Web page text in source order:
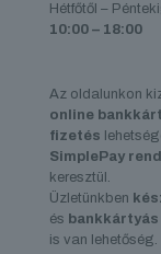
Hétfőtől –
10:00 – 18:00
Az oldalunkon
online
fizetés
SimplePay
keresztül.
Üzletünkben
és
is van lehetőség.